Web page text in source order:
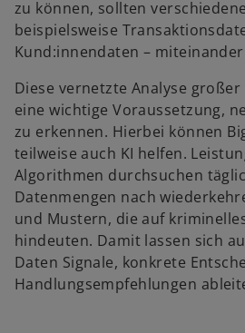
zu können, sollten
beispielsweise
Kund:innendaten –
Diese vernetzte Analyse
eine wichtige Voraussetzung,
zu erkennen. Hierbei können
teilweise auch KI helfen.
Algorithmen durchsuchen
Datenmengen nach
und Mustern, die auf
hindeuten. Damit lassen sich
Daten Signale, konkrete
Handlungsempfehlungen